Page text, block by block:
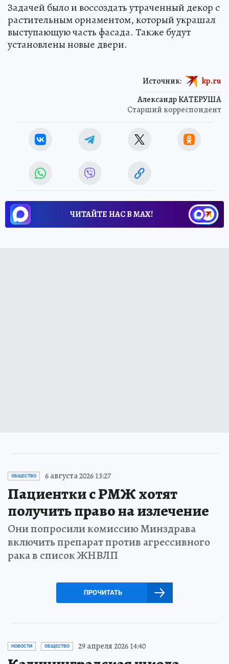
Задачей было и воссоздать утраченный декор с
растительным орнаментом, который украшал
выступающую часть фасада. Также будут
установлены новые двери.
Александр КАТЕРУША
Старший корреспондент
Источник: kp.ru
ЧИТАЙТЕ НАС В МАХ!
ОБЩЕСТВО 6 августа 2026 13:27
Пациентки с РМЖ хотят
получить право на излечение
Они попросили комиссию Минздрава
включить препарат против агрессивного
рака в список ЖНВЛП
ПРОЧИТАТЬ
НОВОСТИ ОБЩЕСТВО 29 апреля 2026 14:40